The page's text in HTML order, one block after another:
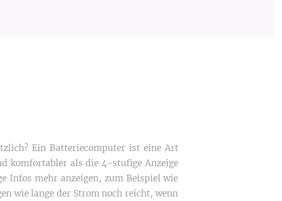
Ein Batteriecomputer ist eine Art
komfortabler als die 4-stufige Anzeige
Infos mehr anzeigen, zum Beispiel wie
wie lange der Strom noch reicht, wenn